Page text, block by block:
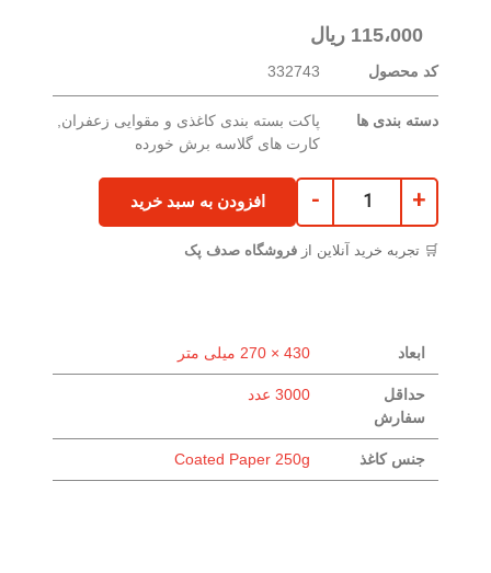
115،000 ریال
کد محصول 332743
دسته بندی ها پاکت بسته بندی کاغذی و مقوایی زعفران
کارت های گلاسه برش خورده
افزودن به سبد خرید +
-
🛒 تجربه خرید آنلاین از فروشگاه صدف پک
ابعاد 430 × 270 میلی متر
حداقل
سفارش
3000 عدد
جنس کاغذ Coated Paper 250g